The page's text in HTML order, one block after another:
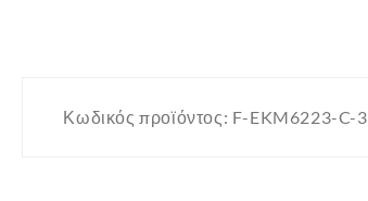
Κωδικός προϊόντος: F-EKM6223-C-3